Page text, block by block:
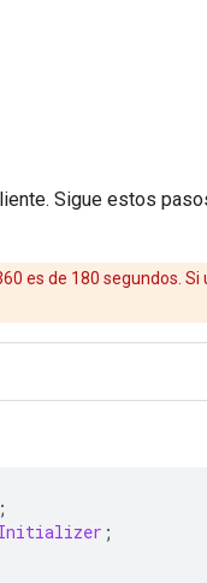
Sigue estos
es de 180 segundos.
;
;